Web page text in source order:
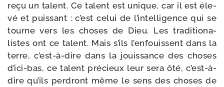
reçu un talent. Ce talent est unique, car il est éle­
vé et puis­sant : c’est celui de l’intelligence qui se
tourne vers les choses de Dieu. Les tra­di­tio­na­
listes ont ce talent. Mais s’ils l’enfouissent dans la
terre, c’est-à-dire dans la jouis­sance des choses
d’ici-bas, ce talent pré­cieux leur sera ôté, c’est-à-
dire qu’ils per­dront même le sens des choses de